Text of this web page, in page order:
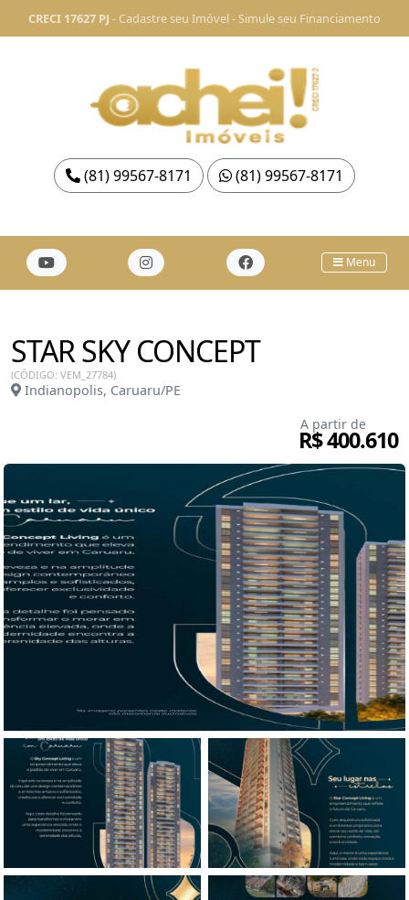
CRECI 17627 PJ - Cadastre seu Imóvel - Simule seu Financiamento
(81) 99567-8171 (81) 99567-8171
Menu
STAR SKY CONCEPT
(CÓDIGO: VEM_27784)
Indianopolis, Caruaru/PE
A partir de
R$ 400.610